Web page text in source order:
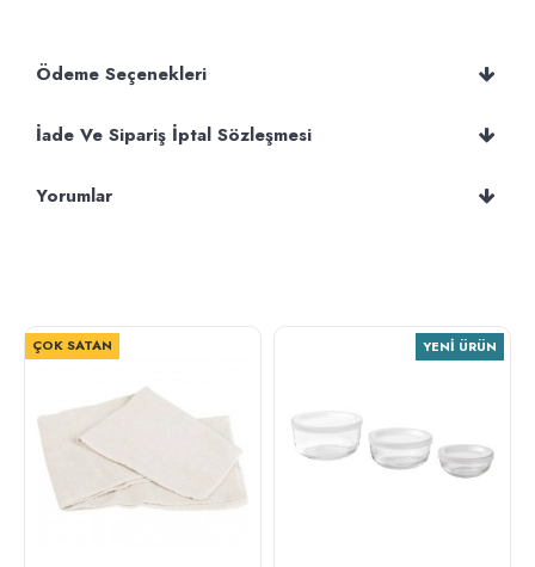
Ödeme Seçenekleri
İade Ve Sipariş İptal Sözleşmesi
Yorumlar
ÇOK SATAN YENI ÜRÜN